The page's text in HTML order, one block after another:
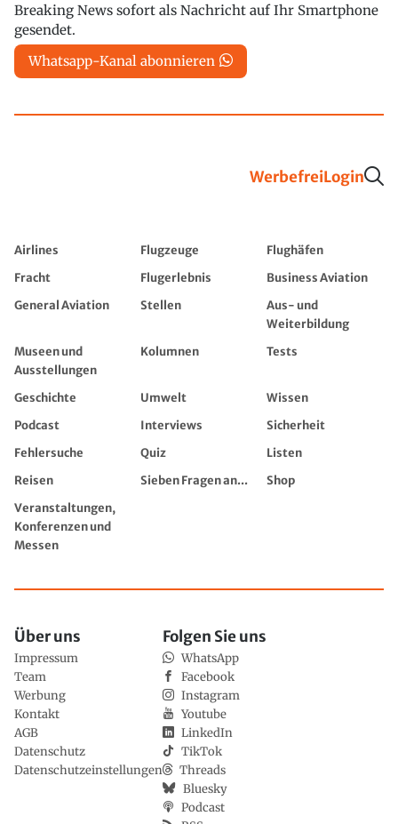
Breaking News sofort als Nachricht auf Ihr Smartphone
gesendet.
Whatsapp-Kanal abonnieren
WerbefreiLogin
Airlines Flugzeuge
Flughäfen
Fracht
Flugerlebnis
Business Aviation
General Aviation
Stellen
Aus- und
Weiterbildung
Museen und
Ausstellungen
Kolumnen Tests
Geschichte Umwelt
Wissen
Podcast
Interviews
Sicherheit
Fehlersuche
Quiz
Listen
Reisen
Sieben Fragen an...
Shop
Veranstaltungen,
Konferenzen und
Messen
Über uns
Impressum
Team
Werbung
Kontakt
AGB
Datenschutz
Datenschutzeinstellungen
Folgen Sie uns
WhatsApp
Facebook
Instagram
Youtube
LinkedIn
TikTok
Threads
Bluesky
Podcast